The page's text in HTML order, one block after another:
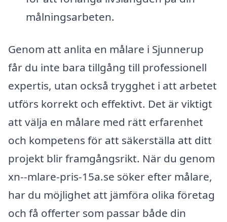
målningsarbeten.
Genom att anlita en målare i Sjunnerup
får du inte bara tillgång till professionell
expertis, utan också trygghet i att arbetet
utförs korrekt och effektivt. Det är viktigt
att välja en målare med rätt erfarenhet
och kompetens för att säkerställa att ditt
projekt blir framgångsrikt. När du genom
xn--mlare-pris-15a.se söker efter målare,
har du möjlighet att jämföra olika företag
och få offerter som passar både din